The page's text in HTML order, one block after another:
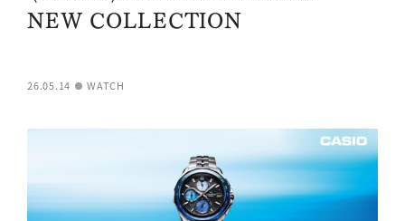
NEW COLLECTION
26.05.14 WATCH